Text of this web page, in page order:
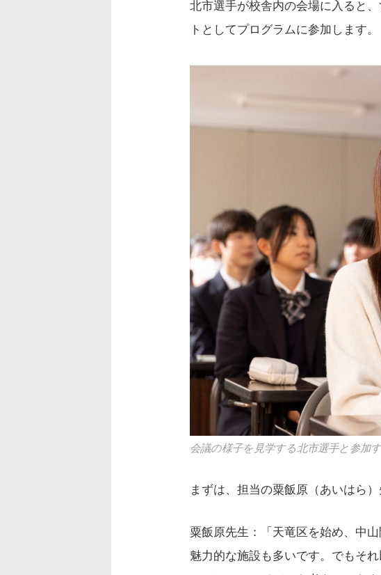
北市選手が校舎内の会場に入ると
トとしてプログラムに参加します。
会議の様子を見学する北市選手と参加
まずは、担当の粟飯原（あいはら
粟飯原先生：「天竜区を始め、中
魅力的な施設も多いです。でもそ